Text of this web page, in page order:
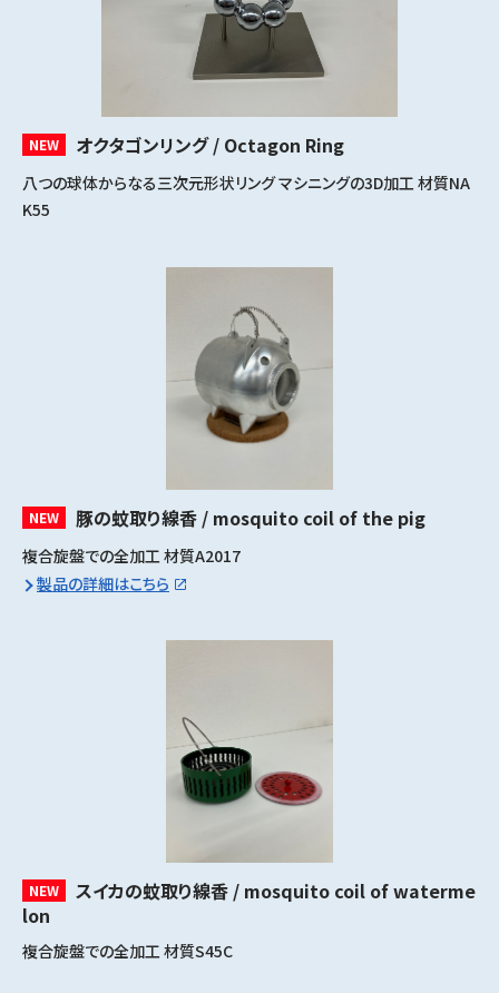
NEW オクタゴンリング / Octagon Ring
八つの球体からなる三次元形状リング マシニングの3D加工 材質NA
K55
NEW 豚の蚊取り線香 / mosquito coil of the pig
複合旋盤での全加工 材質A2017
製品の詳細はこちら
NEW
スイカの蚊取り線香 / mosquito coil of waterme
lon
複合旋盤での全加工 材質S45C